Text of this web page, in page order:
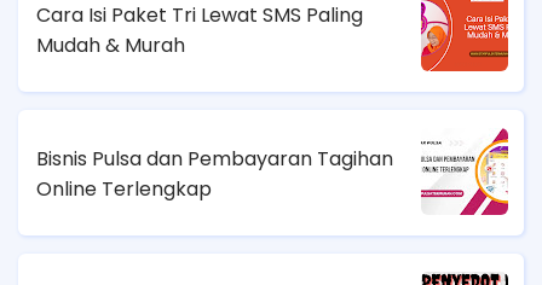
Cara Isi Paket Tri Lewat SMS Paling
Mudah & Murah
Bisnis Pulsa dan Pembayaran Tagihan
Online Terlengkap